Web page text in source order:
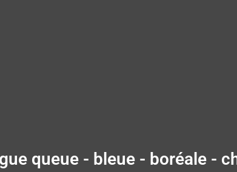
queue - bleue - boréale -